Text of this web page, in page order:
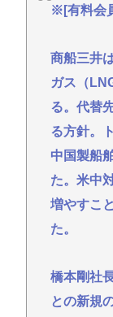
医師「キャ
「公務員が
る」・・・
【驚愕】い
「ながされ
Powered by
※[有料会
商船三井
ガス（
る。代替
る方針。
中国製船
た。米中
増やすこ
た。
橋本剛社
との新規